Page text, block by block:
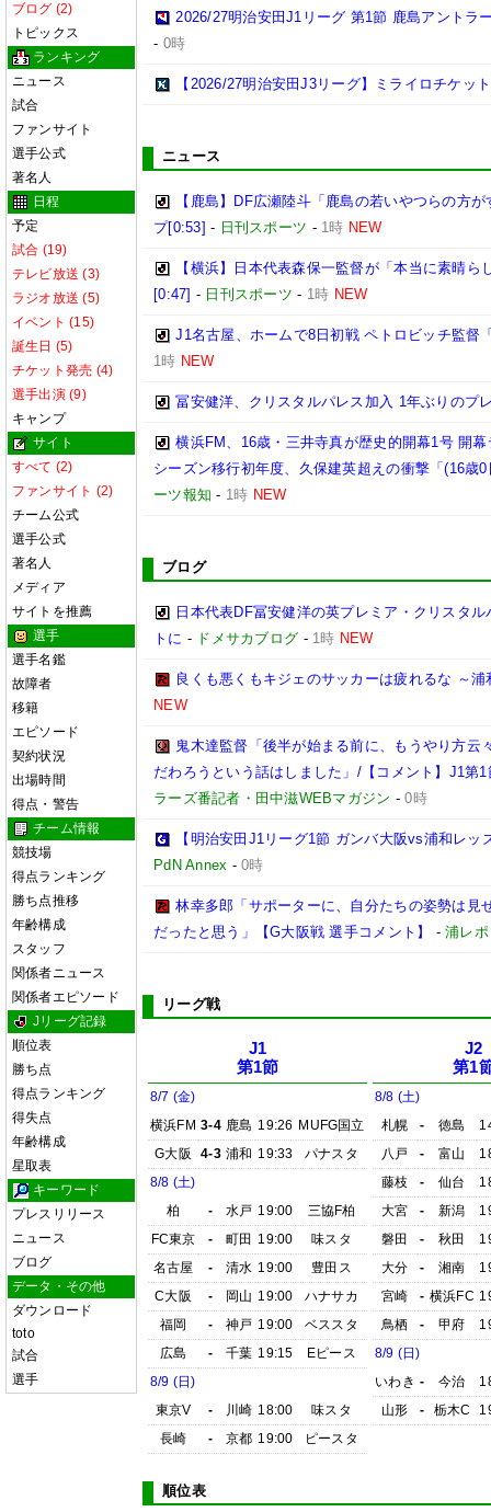
ブログ (2)
トピックス
ランキング
ニュース
試合
ファンサイト
選手公式
著名人
日程
予定
試合 (19)
テレビ放送 (3)
ラジオ放送 (5)
イベント (15)
誕生日 (5)
チケット発売 (4)
選手出演 (9)
キャンプ
サイト
すべて (2)
ファンサイト (2)
チーム公式
選手公式
著名人
メディア
サイトを推薦
選手
選手名鑑
故障者
移籍
エピソード
契約状況
出場時間
得点・警告
チーム情報
競技場
得点ランキング
勝ち点推移
年齢構成
スタッフ
関係者ニュース
関係者エピソード
Jリーグ記録
順位表
勝ち点
得点ランキング
得失点
年齢構成
星取表
キーワード
プレスリリース
ニュース
ブログ
データ・その他
ダウンロード
toto
試合
選手
2026/27明治安田J1リーグ 第1節 鹿島アントラ
- 0時
【2026/27明治安田J3リーグ】ミライロチケッ
ニュース
【鹿島】DF広瀬陸斗「鹿島の若いやつらの方
プ[0:53] - 日刊スポーツ - 1時 NEW
【横浜】日本代表森保一監督が「本当に素晴
[0:47] - 日刊スポーツ - 1時 NEW
J1名古屋、ホームで8日初戦 ペトロビッチ監督
1時 NEW
冨安健洋、クリスタルパレス加入 1年ぶりのプ
横浜FM、16歳・三井寺真が歴史的開幕1号 開
シーズン移行初年度、久保建英超えの衝撃「(16歳
ーツ報知 - 1時 NEW
ブログ
日本代表DF冨安健洋の英プレミア・クリスタ
トに - ドメサカブログ - 1時 NEW
良くも悪くもキジェのサッカーは疲れるな ～
NEW
鬼木達監督「後半が始まる前に、もうやり方
だわろうという話はしました」/【コメント】J1第
ラーズ番記者・田中滋WEBマガジン -0時
【明治安田J1リーグ1節 ガンバ大阪vs浦和レ
PdN Annex -0時
林幸多郎「サポーターに、自分たちの姿勢は見
だったと思う」【G大阪戦 選手コメント】
-浦レ
リーグ戦
J1
第1節
8/7 (金)
横浜FM 3-4 鹿島 19:26 MUFG国立
G大阪
4-3 浦和 19:33
パナスタ
8/8 (土)
柏
- 水戸 19:00
三協F柏
FC東京
- 町田 19:00
味スタ
名古屋
- 清水 19:00
豊田ス
C大阪
- 岡山 19:00
ハナサカ
福岡
- 神戸 19:00
ベススタ
広島
- 千葉 19:15
Eピース
8/9 (日)
東京V
- 川崎 18:00
味スタ
長崎
- 京都 19:00 ピースタ
J2
第1
8/8 (土)
札幌
- 徳島
八戸
- 富山
藤枝
- 仙台
大宮
- 新潟
磐田
- 秋田
大分
- 湘南
宮崎
- 横浜FC
鳥栖
- 甲府
8/9 (日)
いわき - 今治
山形
- 栃木C
順位表